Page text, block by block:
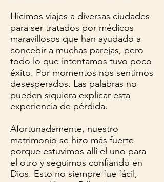
Hicimos viajes a diversas ciudades
para ser tratados por médicos
maravillosos que han ayudado a
concebir a muchas parejas, pero
todo lo que intentamos tuvo poco
éxito. Por momentos nos sentimos
desesperados. Las palabras no
pueden siquiera explicar esta
experiencia de pérdida.
Afortunadamente, nuestro
matrimonio se hizo más fuerte
porque estuvimos allí el uno para
el otro y seguimos confiando en
Dios. Esto no siempre fue fácil,